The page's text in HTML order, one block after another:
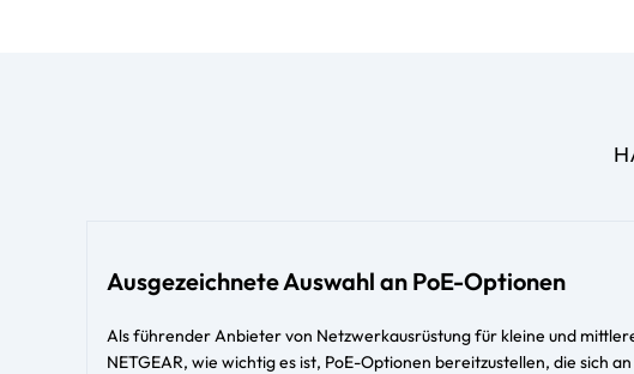
Ausgezeichnete Auswahl an PoE-Optionen
Als führender Anbieter von Netzwerkausrüstung für kleine und
NETGEAR, wie wichtig es ist, PoE-Optionen bereitzustellen, die sich